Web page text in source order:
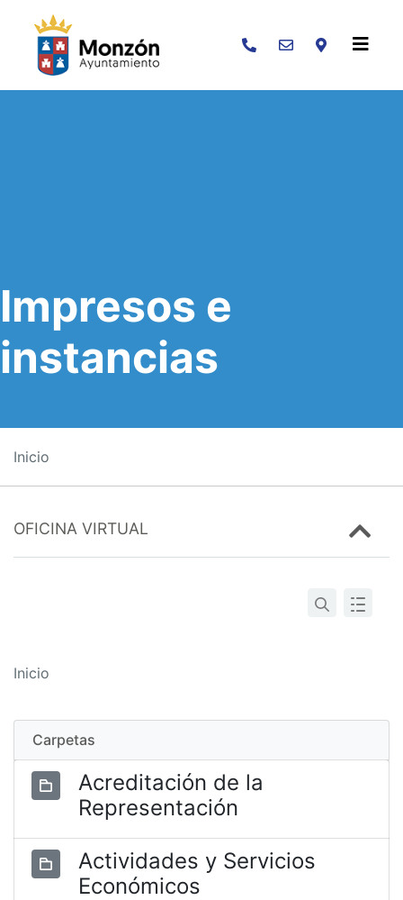
Buscar
Impresos e
instancias
Inicio
OFICINA VIRTUAL
Inicio
Carpetas
Acreditación de la
Representación
Actividades y Servicios
Económicos